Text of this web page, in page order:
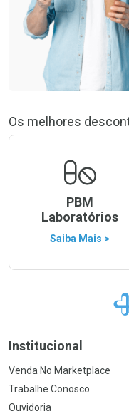
Os melhores
PBM
Laboratórios
Saiba Mais >
Ir
Institucional
Venda No Marketplace
Trabalhe Conosco
Ouvidoria